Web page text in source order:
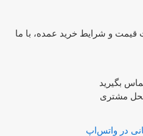
و شرایط خرید عمده، با ما
در واتس‌اپ